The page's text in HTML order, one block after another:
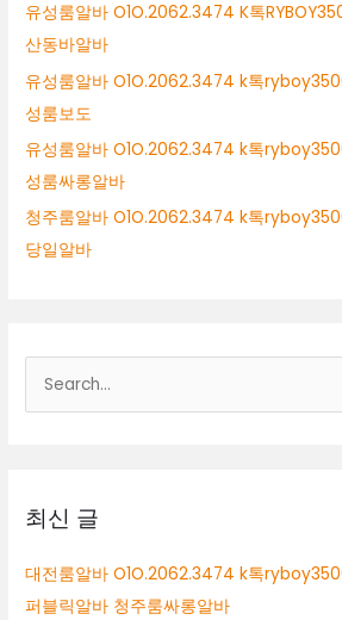
유성룸알바 O1O.2062.3474 K톡
산동바알바
유성룸알바 O1O.2062.3474 k톡
성룸보도
유성룸알바 O1O.2062.3474 k톡
성룸싸롱알바
청주룸알바 O1O.2062.3474 k톡
당일알바
색
최신 글
대전룸알바 O1O.2062.3474 k톡
퍼블릭알바 청주룸싸롱알바